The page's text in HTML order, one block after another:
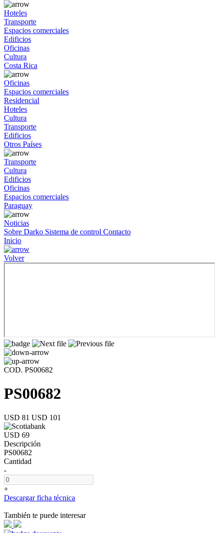
Hoteles
Transporte
Espacios comerciales
Edificios
Oficinas
Cultura
Costa Rica
Oficinas
Espacios comerciales
Residencial
Hoteles
Cultura
Transporte
Edificios
Otros Países
Transporte
Cultura
Edificios
Oficinas
Espacios comerciales
Paraguay
Noticias
Sobre Darko Sistema de control Contacto
Inicio
Volver
COD. PS00682
PS00682
USD 81 USD 101
USD 69
Descripción
PS00682
Cantidad
-
+
Descargar ficha técnica
También te puede interesar